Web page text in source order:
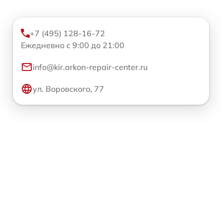
+7 (495) 128-16-72
Ежедневно с 9:00 до 21:00
info@kir.arkon-repair-center.ru
ул. Воровского, 77